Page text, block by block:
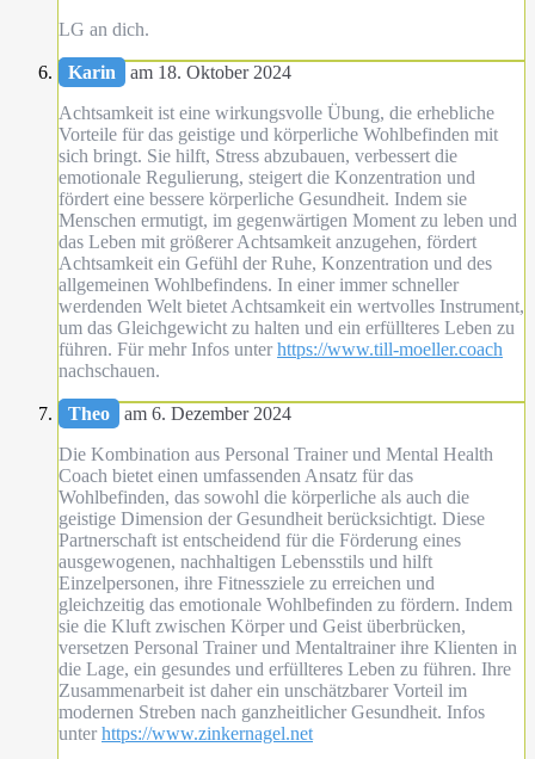
LG an dich.
Karin
am 18. Oktober 2024
Achtsamkeit ist eine wirkungsvolle Übung, die erhebliche
Vorteile für das geistige und körperliche Wohlbefinden mit
sich bringt. Sie hilft, Stress abzubauen, verbessert die
emotionale Regulierung, steigert die Konzentration und
fördert eine bessere körperliche Gesundheit. Indem sie
Menschen ermutigt, im gegenwärtigen Moment zu leben und
das Leben mit größerer Achtsamkeit anzugehen, fördert
Achtsamkeit ein Gefühl der Ruhe, Konzentration und des
allgemeinen Wohlbefindens. In einer immer schneller
werdenden Welt bietet Achtsamkeit ein wertvolles Instrument,
um das Gleichgewicht zu halten und ein erfüllteres Leben zu
führen. Für mehr Infos unter https://www.till-moeller.coach
nachschauen.
Theo
am 6. Dezember 2024
Die Kombination aus Personal Trainer und Mental Health
Coach bietet einen umfassenden Ansatz für das
Wohlbefinden, das sowohl die körperliche als auch die
geistige Dimension der Gesundheit berücksichtigt. Diese
Partnerschaft ist entscheidend für die Förderung eines
ausgewogenen, nachhaltigen Lebensstils und hilft
Einzelpersonen, ihre Fitnessziele zu erreichen und
gleichzeitig das emotionale Wohlbefinden zu fördern. Indem
sie die Kluft zwischen Körper und Geist überbrücken,
versetzen Personal Trainer und Mentaltrainer ihre Klienten in
die Lage, ein gesundes und erfüllteres Leben zu führen. Ihre
Zusammenarbeit ist daher ein unschätzbarer Vorteil im
modernen Streben nach ganzheitlicher Gesundheit. Infos
unter https://www.zinkernagel.net